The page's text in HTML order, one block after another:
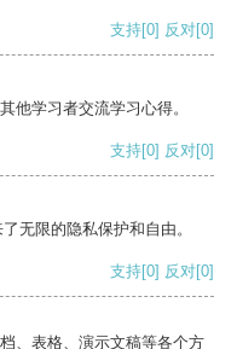
支持[0] 反对[0]
他学习者交流学习心得。
支持[0] 反对[0]
无限的隐私保护和自由。
支持[0] 反对[0]
、表格、演示文稿等各个方